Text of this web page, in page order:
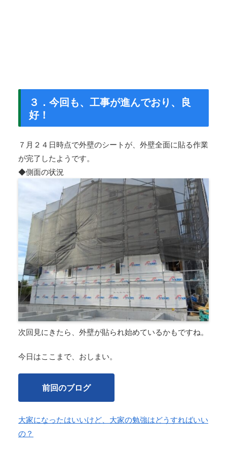
３．今回も、工事が進んでおり、良
好！
７月２４日時点で外壁のシートが、外壁全面に貼る作業
が完了したようです。
◆側面の状況
次回見にきたら、外壁が貼られ始めているかもですね。
今日はここまで、おしまい。
前回のブログ
大家になったはいいけど、大家の勉強はどうすればいい
の？